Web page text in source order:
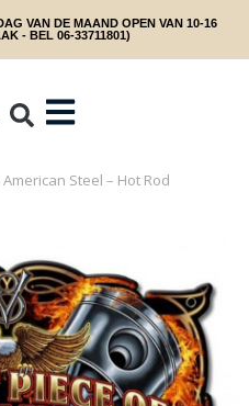
VAN DE MAAND OPEN VAN 10-16
- BEL 06-33711801)
Steel – Hot Rod